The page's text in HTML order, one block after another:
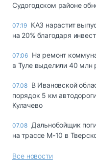
Судогодском районе
07:19 КАЗ нарастит
на 20% благодаря
07:06 На ремонт
в Туле выделили 40 млн
07.08 В Ивановской
порядок 5 км
Кулачево
07.08 Дальнобойщик
на трассе М-10 в
Все новости